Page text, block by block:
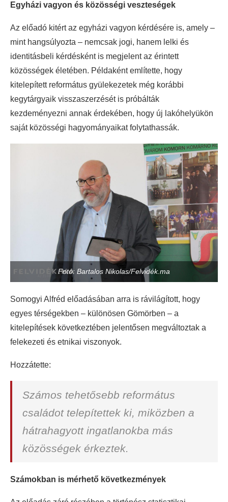
Egyházi vagyon és közösségi veszteségek
Az előadó kitért az egyházi vagyon kérdésére is, amely –
mint hangsúlyozta – nemcsak jogi, hanem lelki és
identitásbeli kérdésként is megjelent az érintett
közösségek életében. Példaként említette, hogy
kitelepített református gyülekezetek még korábbi
kegytárgyaik visszaszerzését is próbálták
kezdeményezni annak érdekében, hogy új lakóhelyükön
saját közösségi hagyományaikat folytathassák.
Fotó: Bartalos Nikolas/Felvidék.ma
Somogyi Alfréd előadásában arra is rávilágított, hogy
egyes térségekben – különösen Gömörben – a
kitelepítések következtében jelentősen megváltoztak a
felekezeti és etnikai viszonyok.
Hozzátette:
Számos tehetősebb református
családot telepítettek ki, miközben a
hátrahagyott ingatlanokba más
közösségek érkeztek.
Számokban is mérhető következmények